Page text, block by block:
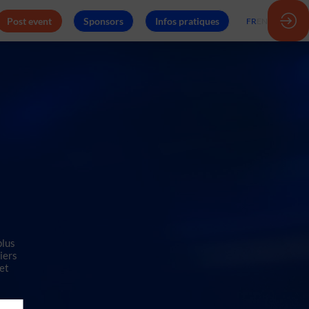
Post event Sponsors Infos pratiques FR